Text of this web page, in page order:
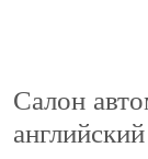
Салон
английский